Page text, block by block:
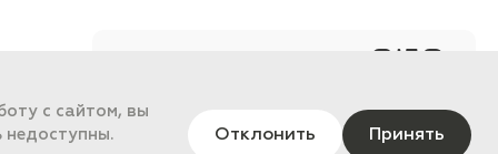
контент PORT - бизнес
с сайтом, вы
недоступны.
Отклонить Принять